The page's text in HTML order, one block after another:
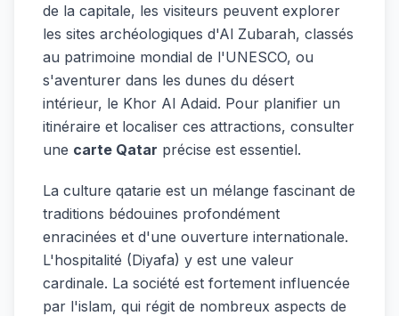
de la capitale, les visiteurs peuvent explorer
les sites archéologiques d'Al Zubarah, classés
au patrimoine mondial de l'UNESCO, ou
s'aventurer dans les dunes du désert
intérieur, le Khor Al Adaid. Pour planifier un
itinéraire et localiser ces attractions, consulter
une carte Qatar précise est essentiel.
La culture qatarie est un mélange fascinant de
traditions bédouines profondément
enracinées et d'une ouverture internationale.
L'hospitalité (Diyafa) y est une valeur
cardinale. La société est fortement influencée
par l'islam, qui régit de nombreux aspects de